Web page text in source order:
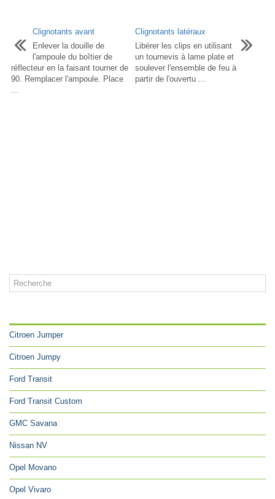
Clignotants avant
Enlever la douille de
l'ampoule du boîtier de
réflecteur en la faisant tourner de
90. Remplacer l'ampoule. Place
...
Clignotants latéraux
Libérer les clips en utilisant
un tournevis à lame plate et
soulever l'ensemble de feu à
partir de l'ouvertu ...
Citroen Jumper
Citroen Jumpy
Ford Transit
Ford Transit Custom
GMC Savana
Nissan NV
Opel Movano
Opel Vivaro